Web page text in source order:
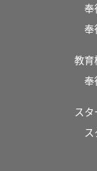
奉
奉
教育
奉
ス
ス